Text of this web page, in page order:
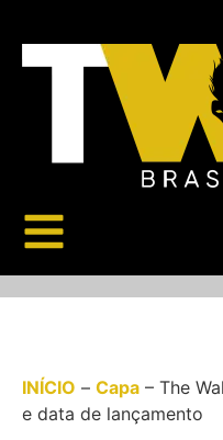
INÍCIO – Capa – The
e data de lançamento